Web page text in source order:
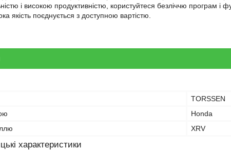
і високою продуктивністю, користуйтеся безліччю програм і
якість поєднується з доступною вартістю.
TORSSEN
Honda
XRV
характеристики